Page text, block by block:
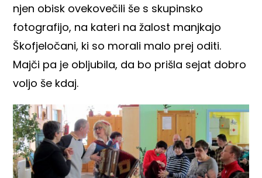
njen obisk ovekovečili še s skupinsko
fotografijo, na kateri na žalost manjkajo
Škofjeločani, ki so morali malo prej oditi.
Majči pa je obljubila, da bo prišla sejat dobro
voljo še kdaj.